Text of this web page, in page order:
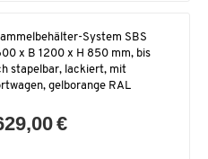
System SBS
x B 1200 x H 850 mm, bis
stapelbar, lackiert, mit
gelborange RAL
€